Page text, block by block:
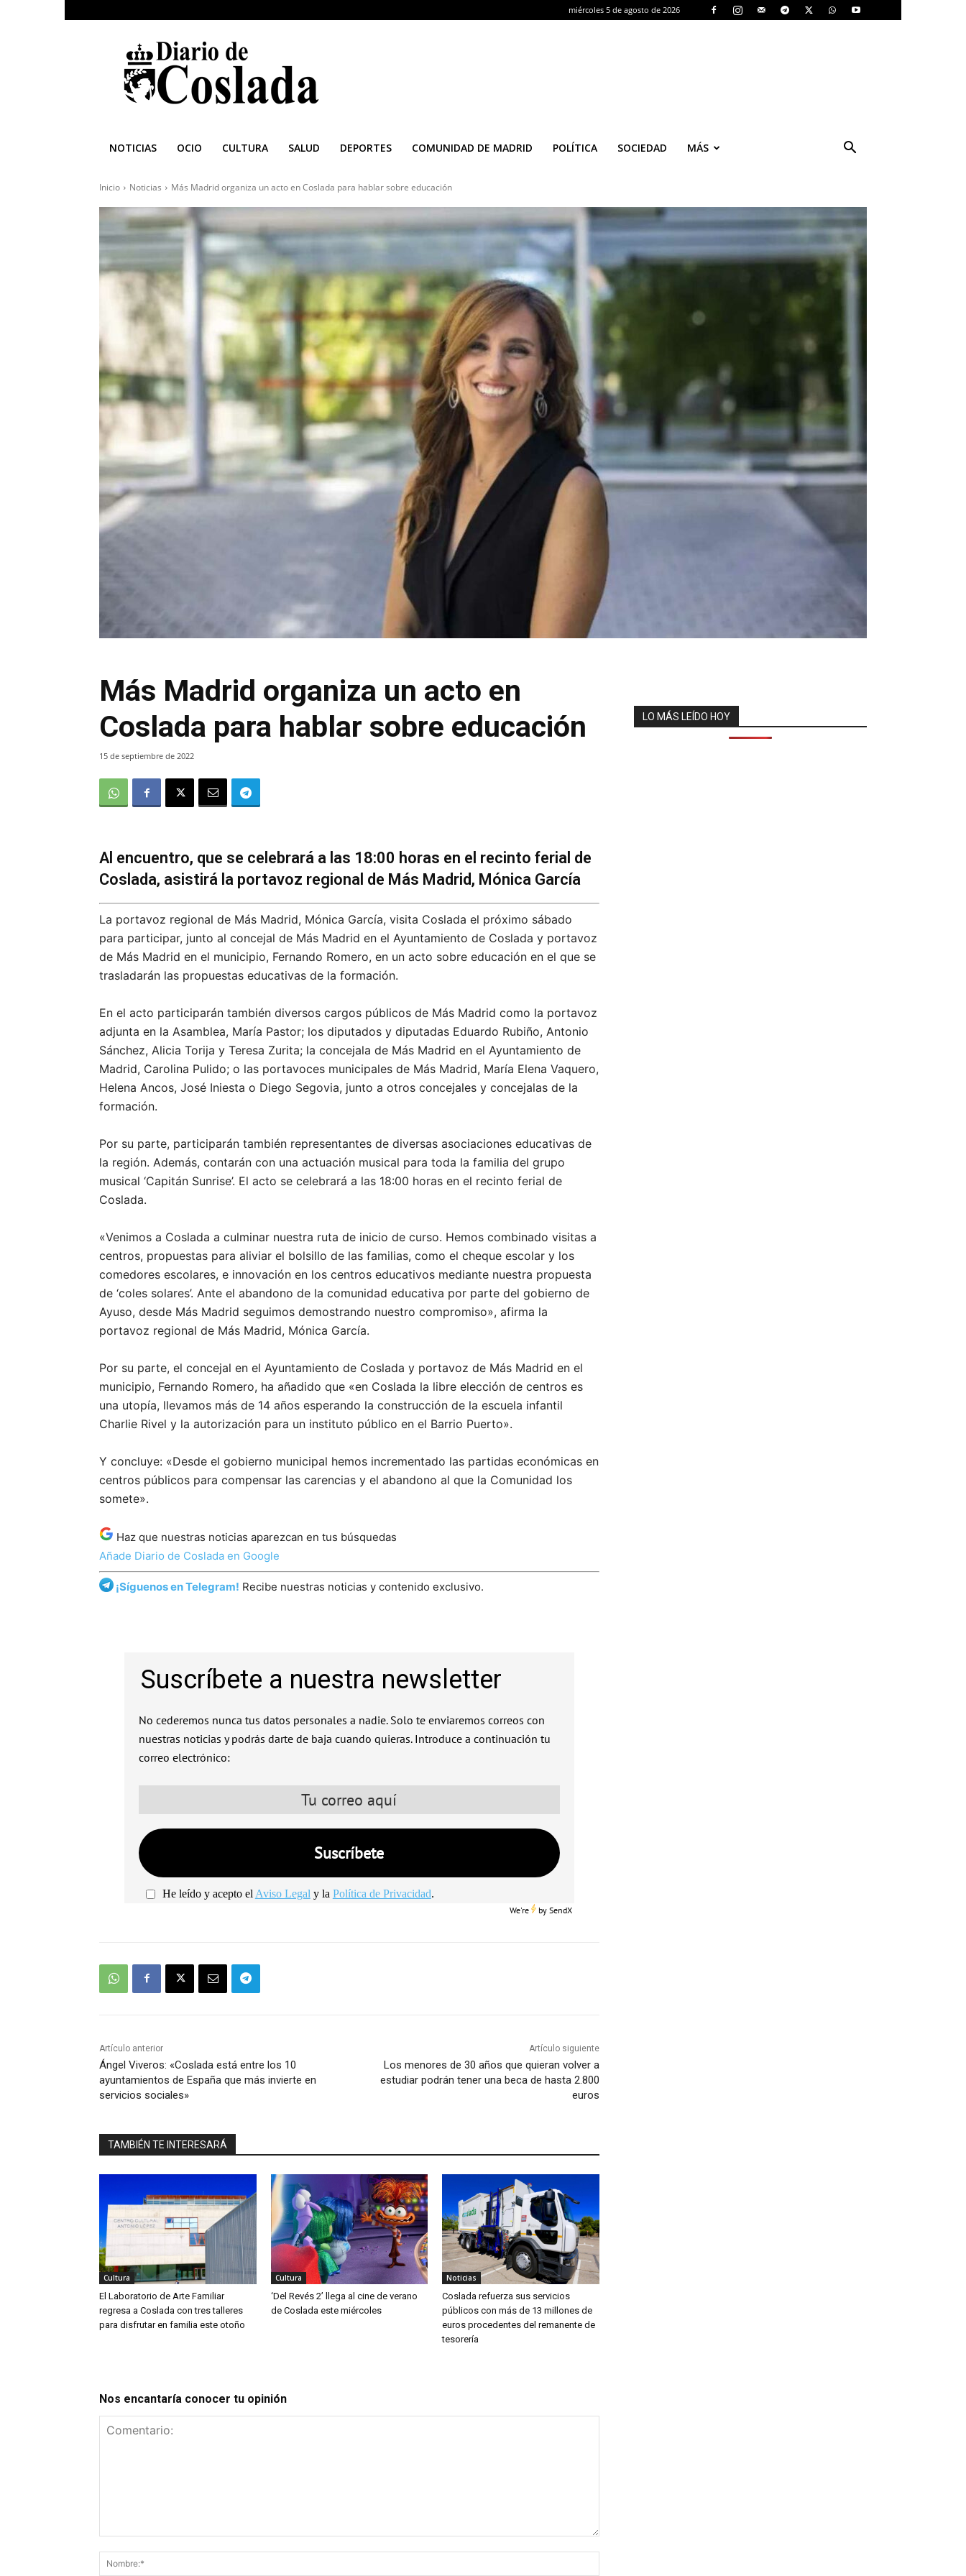
miércoles 5 de agosto de 2026
Diario
de
Coslada
NOTICIAS OCIO CULTURA SALUD DEPORTES COMUNIDAD DE MADRID POLÍTICA SOCIEDAD MÁS
Inicio Noticias Más Madrid organiza un acto en Coslada para hablar sobre educación
Más Madrid organiza un acto en
Coslada para hablar sobre educación
15 de septiembre de 2022
Al encuentro, que se celebrará a las 18:00 horas en el recinto ferial de
Coslada, asistirá la portavoz regional de Más Madrid, Mónica García
La portavoz regional de Más Madrid, Mónica García, visita Coslada el próximo sábado
para participar, junto al concejal de Más Madrid en el Ayuntamiento de Coslada y portavoz
de Más Madrid en el municipio, Fernando Romero, en un acto sobre educación en el que se
trasladarán las propuestas educativas de la formación.
En el acto participarán también diversos cargos públicos de Más Madrid como la portavoz
adjunta en la Asamblea, María Pastor; los diputados y diputadas Eduardo Rubiño, Antonio
Sánchez, Alicia Torija y Teresa Zurita; la concejala de Más Madrid en el Ayuntamiento de
Madrid, Carolina Pulido; o las portavoces municipales de Más Madrid, María Elena Vaquero,
Helena Ancos, José Iniesta o Diego Segovia, junto a otros concejales y concejalas de la
formación.
Por su parte, participarán también representantes de diversas asociaciones educativas de
la región. Además, contarán con una actuación musical para toda la familia del grupo
musical ‘Capitán Sunrise’. El acto se celebrará a las 18:00 horas en el recinto ferial de
Coslada.
«Venimos a Coslada a culminar nuestra ruta de inicio de curso. Hemos combinado visitas a
centros, propuestas para aliviar el bolsillo de las familias, como el cheque escolar y los
comedores escolares, e innovación en los centros educativos mediante nuestra propuesta
de ‘coles solares’. Ante el abandono de la comunidad educativa por parte del gobierno de
Ayuso, desde Más Madrid seguimos demostrando nuestro compromiso», afirma la
portavoz regional de Más Madrid, Mónica García.
Por su parte, el concejal en el Ayuntamiento de Coslada y portavoz de Más Madrid en el
municipio, Fernando Romero, ha añadido que «en Coslada la libre elección de centros es
una utopía, llevamos más de 14 años esperando la construcción de la escuela infantil
Charlie Rivel y la autorización para un instituto público en el Barrio Puerto».
Y concluye: «Desde el gobierno municipal hemos incrementado las partidas económicas en
centros públicos para compensar las carencias y el abandono al que la Comunidad los
somete».
Haz que nuestras noticias aparezcan en tus búsquedas
Añade Diario de Coslada en Google
¡Síguenos en Telegram! Recibe nuestras noticias y contenido exclusivo.
Suscríbete a nuestra newsletter
No cederemos nunca tus datos personales a nadie. Solo te enviaremos correos con
nuestras noticias y podrás darte de baja cuando quieras. Introduce a continuación tu
correo electrónico:
He leído y acepto el Aviso Legal y la Política de Privacidad.
We're bySendX
Artículo anterior
Ángel Viveros: «Coslada está entre los 10
ayuntamientos de España que más invierte en
servicios sociales»
Artículo siguiente
Los menores de 30 años que quieran volver a
estudiar podrán tener una beca de hasta 2.800
euros
TAMBIÉN TE INTERESARÁ
Cultura
El Laboratorio de Arte Familiar
regresa a Coslada con tres talleres
para disfrutar en familia este otoño
Cultura
‘Del Revés 2’ llega al cine de verano
de Coslada este miércoles
Noticias
Coslada refuerza sus servicios
públicos con más de 13 millones de
euros procedentes del remanente de
tesorería
Nos encantaría conocer tu opinión
LO MÁS LEÍDO HOY